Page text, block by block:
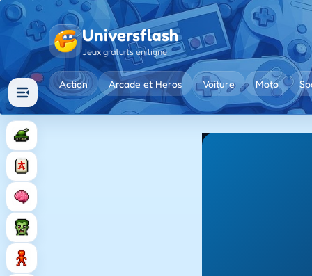
Universflash
Jeux gratuits en ligne
Action Arcade et Heros Voiture Moto